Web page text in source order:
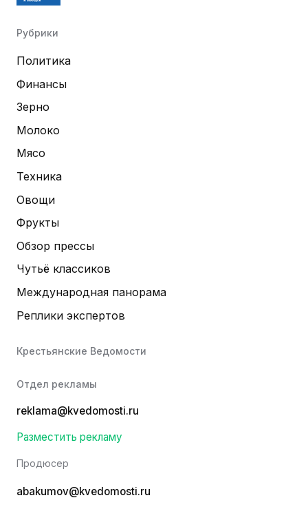
Рубрики
Политика
Финансы
Зерно
Молоко
Мясо
Техника
Овощи
Фрукты
Обзор прессы
Чутьё классиков
Международная панорама
Реплики экспертов
Крестьянские Ведомости
Отдел рекламы
reklama@kvedomosti.ru
Разместить рекламу
Продюсер
abakumov@kvedomosti.ru